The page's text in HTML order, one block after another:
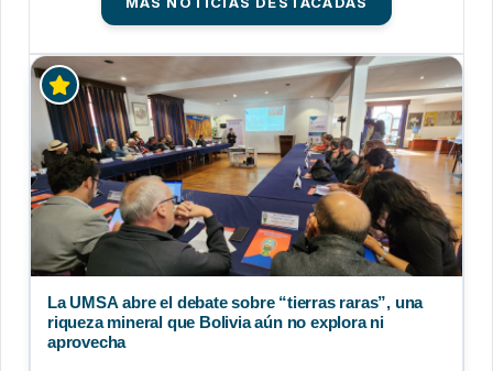
La UMSA abre el debate sobre “tierras raras”, una
riqueza mineral que Bolivia aún no explora ni
aprovecha